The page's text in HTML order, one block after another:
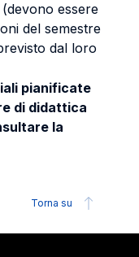
essere
del semestre
dal loro
pianificate
di didattica
la
Torna su